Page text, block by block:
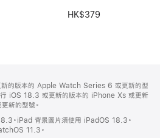
HK$379
的版本的 Apple Watch Series 6 或更新的型
iOS 18.3 或更新的版本的 iPhone Xs 或更新
新的型號。
。iPad 背景圖片須使用 iPadOS 18.3。
11.3。